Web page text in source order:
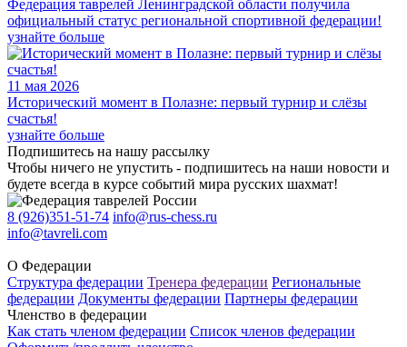
Федерация таврелей Ленинградской области получила
официальный статус региональной спортивной федерации!
узнайте больше
11 мая 2026
Исторический момент в Полазне: первый турнир и слёзы
счастья!
узнайте больше
Подпишитесь на нашу рассылку
Чтобы ничего не упустить - подпишитесь на наши новости и
будете всегда в курсе событий мира русских шахмат!
8 (926)351-51-74 info@rus-chess.ru
info@tavreli.com
О Федерации
Структура федерации Тренера федерации Региональные
федерации Документы федерации Партнеры федерации
Членство в федерации
Как стать членом федерации Список членов федерации